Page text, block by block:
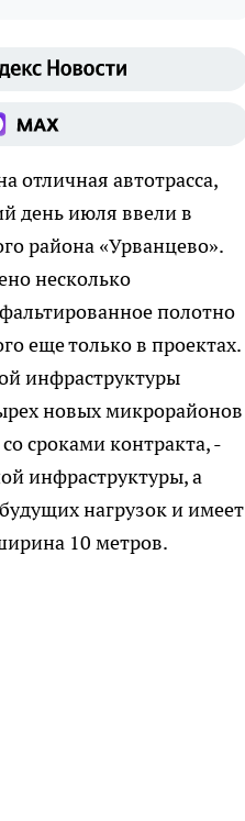
отличная автотрасса,
день июля ввели в
района «Урванцево».
несколько
полотно
еще только в проектах.
инфраструктуры
новых микрорайонов
сроками контракта, -
инфраструктуры, а
нагрузок и имеет
10 метров.